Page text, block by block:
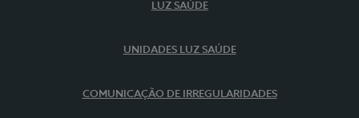
LUZ SAÚDE
UNIDADES LUZ SAÚDE
COMUNICAÇÃO DE IRREGULARIDADES